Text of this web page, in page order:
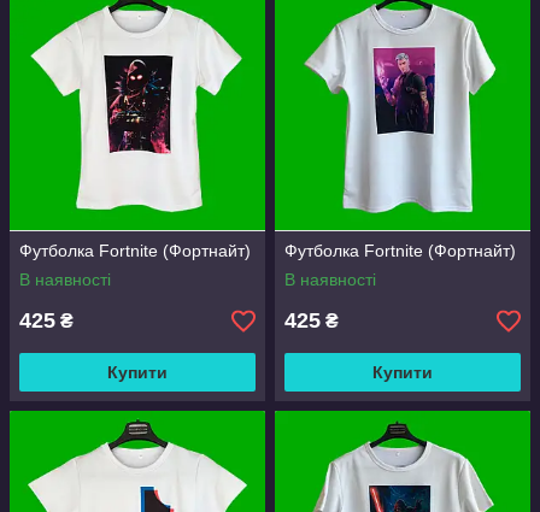
Футболка Fortnite (Фортнайт)
В наявності
425 ₴
Купити
Футболка Fortnite (Фортнайт)
В наявності
425 ₴
Купити